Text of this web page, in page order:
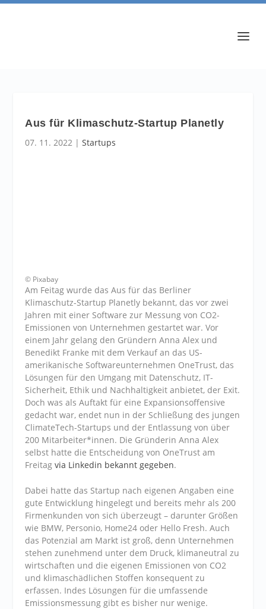
Aus für Klimaschutz-Startup Planetly
07. 11. 2022 |Startups
© Pixabay
Am Feitag wurde das Aus für das Berliner
Klimaschutz-Startup Planetly bekannt, das vor zwei
Jahren mit einer Software zur Messung von CO2-
Emissionen von Unternehmen gestartet war. Vor
einem Jahr gelang den Gründern Anna Alex und
Benedikt Franke mit dem Verkauf an das US-
amerikanische Softwareunternehmen OneTrust, das
Lösungen für den Umgang mit Datenschutz, IT-
Sicherheit, Ethik und Nachhaltigkeit anbietet, der Exit.
Doch was als Auftakt für eine Expansionsoffensive
gedacht war, endet nun in der Schließung des jungen
ClimateTech-Startups und der Entlassung von über
200 Mitarbeiter*innen. Die Gründerin Anna Alex
selbst hatte die Entscheidung von OneTrust am
Freitagvia Linkedin bekannt gegeben.
Dabei hatte das Startup nach eigenen Angaben eine
gute Entwicklung hingelegt und bereits mehr als 200
Firmenkunden von sich überzeugt – darunter Größen
wie BMW, Personio, Home24 oder Hello Fresh. Auch
das Potenzial am Markt ist groß, denn Unternehmen
stehen zunehmend unter dem Druck, klimaneutral zu
wirtschaften und die eigenen Emissionen von CO2
und klimaschädlichen Stoffen konsequent zu
erfassen. Indes Lösungen für die umfassende
Emissionsmessung gibt es bisher nur wenige.